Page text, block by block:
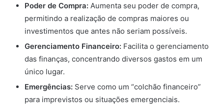
Poder de Compra: Aumenta seu poder de compra,
permitindo a realização de compras maiores ou
investimentos que antes não seriam possíveis.
Gerenciamento Financeiro: Facilita o gerenciamento
das finanças, concentrando diversos gastos em um
único lugar.
Emergências: Serve como um “colchão financeiro”
para imprevistos ou situações emergenciais.